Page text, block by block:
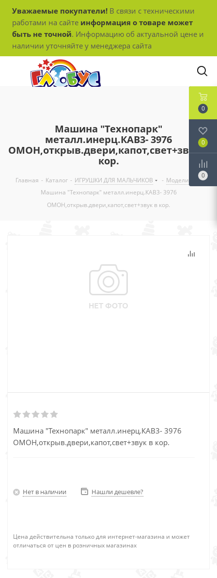
Уважаемые покупатели! В связи с техническими
работами на сайте информация о товаре может
быть не точной. Информацию об актуальной цене и
наличии уточняйте у менеджера сайта
Машина "Технопарк"
металл.инерц.КАВ3- 3976
ОМОН,открыв.двери,капот,свет+звук в
кор.
Главная - Каталог - ИГРУШКИ ДЛЯ МАЛЬЧИКОВ - Модели
-
Машина "Технопарк" металл.инерц.КАВ3- 3976
ОМОН,открыв.двери,капот,свет+звук в кор.
Машина "Технопарк" металл.инерц.КАВ3- 3976
ОМОН,открыв.двери,капот,свет+звук в кор.
Нет в наличии Нашли дешевле?
Цена действительна только для интернет-магазина и может
отличаться от цен в розничных магазинах
0
0
0